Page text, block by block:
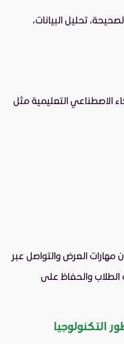
تحليل البيانات،
مهارات العرض والتواصل عبر
الطلاب والحفاظ على
التكنولوجيا